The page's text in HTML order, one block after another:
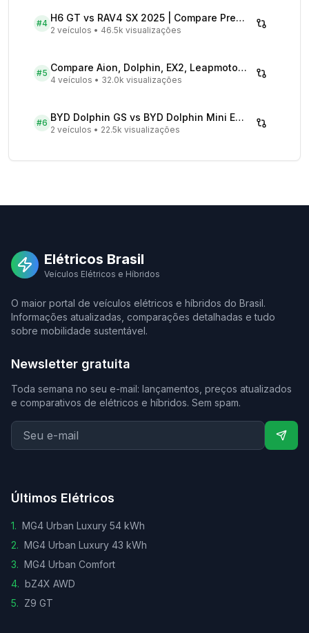
#4 H6 GT vs RAV4 SX 2025 | Compare Preços
2 veículos • 46.5k visualizações
#5 Compare Aion, Dolphin, EX2, Leapmotor 2026 | Veículos Elétricos
4 veículos • 32.0k visualizações
#6 BYD Dolphin GS vs BYD Dolphin Mini EV - Comparativo Completo
2 veículos • 22.5k visualizações
Elétricos Brasil
Veículos Elétricos e Híbridos
O maior portal de veículos elétricos e híbridos do Brasil.
Informações atualizadas, comparações detalhadas e tudo
sobre mobilidade sustentável.
Newsletter gratuita
Toda semana no seu e-mail: lançamentos, preços atualizados
e comparativos de elétricos e híbridos. Sem spam.
Últimos Elétricos
1. MG4 Urban Luxury 54 kWh
2. MG4 Urban Luxury 43 kWh
3. MG4 Urban Comfort
4. bZ4X AWD
5. Z9 GT